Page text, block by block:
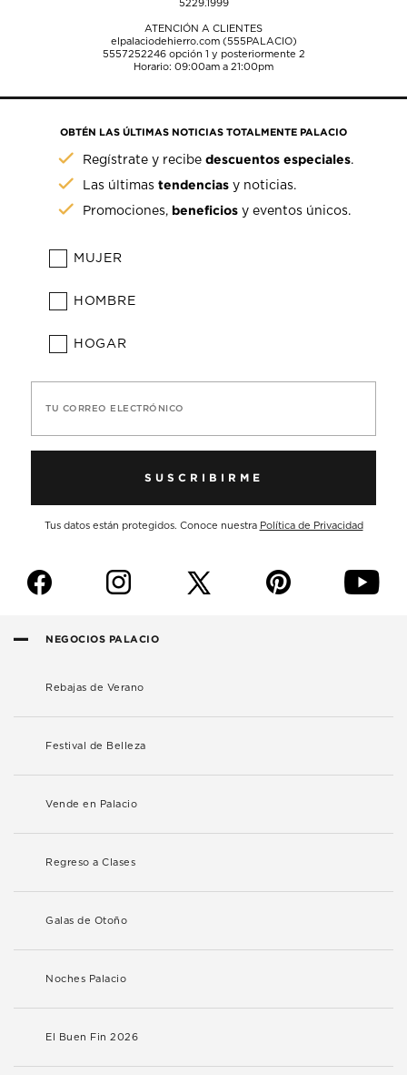
5229.1999
ATENCIÓN A CLIENTES
elpalaciodehierro.com (555PALACIO)
5557252246opción 1 y posteriormente 2
Horario: 09:00am a 21:00pm
OBTÉN LAS ÚLTIMAS NOTICIAS TOTALMENTE PALACIO
Regístrate y recibedescuentos especiales.
Las últimastendencias y noticias.
Promociones, beneficios y eventos únicos.
MUJER
HOMBRE
HOGAR
TU CORREO ELECTRÓNICO
SUSCRIBIRME
Tus datos están protegidos. Conoce nuestra Política de Privacidad
f i p y
NEGOCIOS PALACIO
Rebajas de Verano
Festival de Belleza
Vende en Palacio
Regreso a Clases
Galas de Otoño
Noches Palacio
El Buen Fin 2026